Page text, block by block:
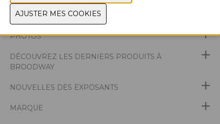
GROUPE DE PRODUITS
PHOTOS
DÉCOUVREZ LES DERNIERS PRODUITS À
BROODWAY
NOUVELLES DES EXPOSANTS
MARQUE